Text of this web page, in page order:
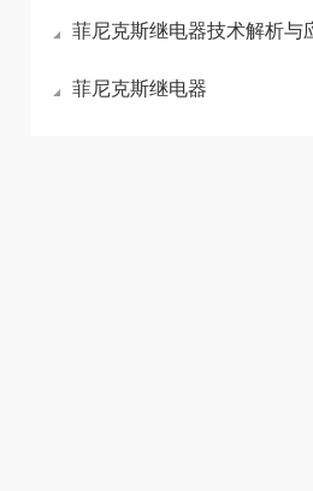
菲尼克斯继电器技术解析与
菲尼克斯继电器